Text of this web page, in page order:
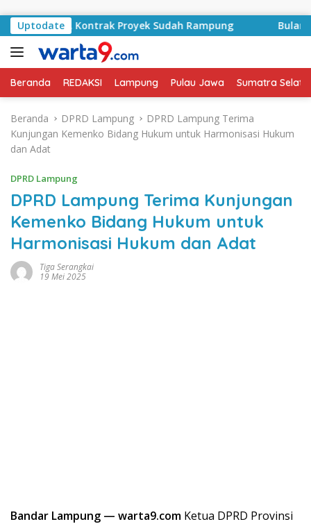
Uptodate
Basyid, Kontrak Proyek Sudah Rampung Bulan
Beranda REDAKSI Lampung Pulau Jawa Sumatra
Beranda DPRD Lampung
DPRD Lampung Terima
Kunjungan Kemenko Bidang Hukum untuk Harmonisasi Hukum
dan Adat
DPRD Lampung
DPRD Lampung Terima Kunjungan
Kemenko Bidang Hukum untuk
Harmonisasi Hukum dan Adat
Tiga Serangkai
19 Mei 2025
Bandar Lampung — warta9.com Ketua DPRD Provinsi